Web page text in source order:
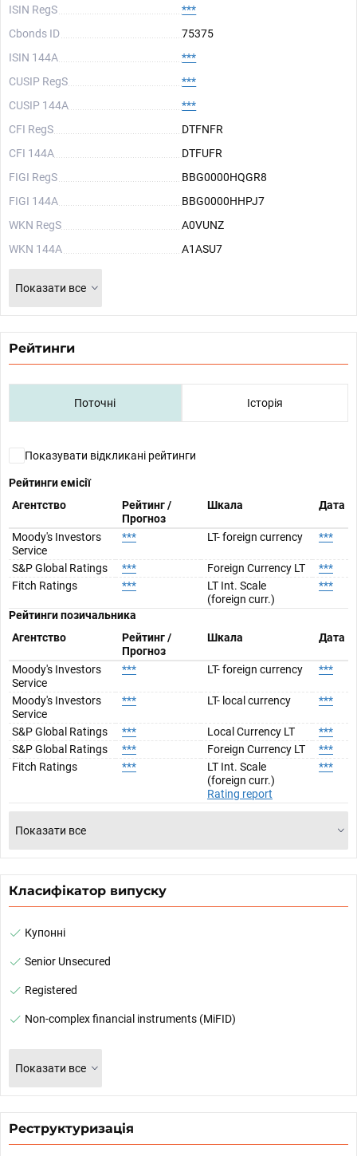
ISIN RegS
***
Cbonds ID
75375
ISIN 144A
***
CUSIP RegS
***
CUSIP 144A
***
CFI RegS
DTFNFR
CFI 144A
DTFUFR
FIGI RegS
BBG0000HQGR8
FIGI 144A
BBG0000HHPJ7
WKN RegS
A0VUNZ
WKN 144A
A1ASU7
Показати все
Рейтинги
Поточні Історія
Показувати відкликані рейтинги
Рейтинги емісії
Агентство
Рейтинг /
Прогноз
Шкала Дата
Moody's Investors
Service
*** LT- foreign currency ***
S&P Global Ratings *** Foreign Currency LT
***
Fitch Ratings
***
LT Int. Scale
(foreign curr.)
***
Рейтинги позичальника
Агентство
Рейтинг /
Прогноз
Шкала Дата
Moody's Investors
Service
*** LT- foreign currency ***
Moody's Investors
Service
*** LT- local currency ***
S&P Global Ratings *** Local Currency LT
***
S&P Global Ratings
*** Foreign Currency LT
***
Fitch Ratings
***
LT Int. Scale
(foreign curr.)
Rating report
***
Показати все
Класифікатор випуску
Купонні
Senior Unsecured
Registered
Non-complex financial instruments (MiFID)
Показати все
Реструктуризація